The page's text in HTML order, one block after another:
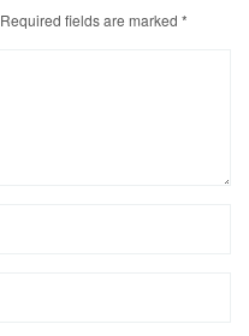
Required fields are marked *